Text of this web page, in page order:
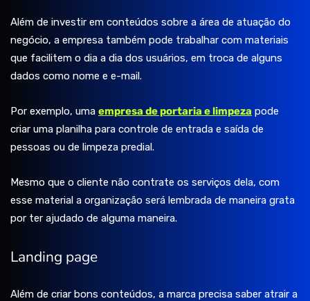
Além de investir em conteúdos sobre a área de atuação do
negócio, a empresa também pode trabalhar com materiais
que facilitem o dia a dia dos usuários, em troca de alguns
dados como nome e e-mail.
Por exemplo, uma empresa de portaria e limpeza pode
criar uma planilha para controle de entrada e saída de
pessoas ou de limpeza predial.
Mesmo que o cliente não contrate os serviços dela, com
esse material a organização será lembrada de maneira grata
por ter ajudado de alguma maneira.
Landing page
Além de criar bons conteúdos, a marca precisa saber atrair a